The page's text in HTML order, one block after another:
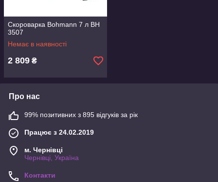
Скороварка Bohmann 7 л BH
3507
Немає в наявності
2 809 ₴
Про нас
99% позитивних з 895 відгуків за рік
Працює з 24.02.2019
м. Чернівці
Чернівці, Україна
Контакти